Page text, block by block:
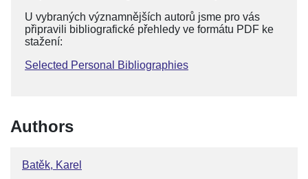
U vybraných významnějších autorů jsme pro vás
připravili bibliografické přehledy ve formátu PDF ke
stažení:
Selected Personal Bibliographies
Authors
Batěk, Karel